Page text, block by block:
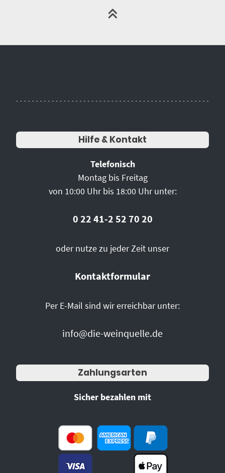
Hilfe & Kontakt
Telefonisch
Montag bis Freitag
von 10:00 Uhr bis 18:00 Uhr unter:
0 22 41-2 52 70 20
oder nutze zu jeder Zeit unser
Kontaktformular
Per E-Mail sind wir erreichbar unter:
info@die-weinquelle.de
Zahlungsarten
Sicher bezahlen mit